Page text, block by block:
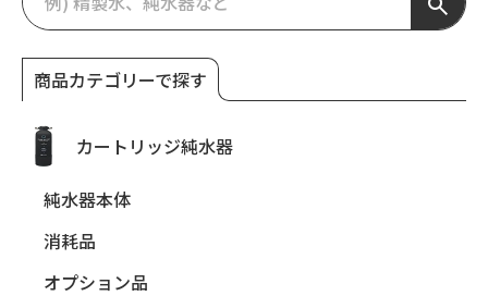
商品カテゴリーで探す
カートリッジ純水器
純水器本体
消耗品
オプション品